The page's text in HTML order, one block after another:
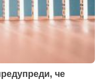
че